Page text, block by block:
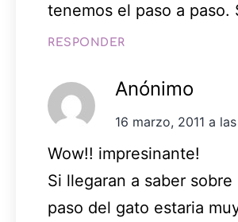
tenemos el paso a paso.
RESPONDER
Anónimo
16 marzo, 2011 a
Wow!! impresinante!
Si llegaran a saber sobre
paso del gato estaria